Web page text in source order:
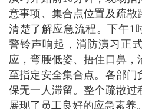
意事项、集合点位置及疏散
清楚了解应急流程。下午1
警铃声响起，消防演习正
应，弯腰低姿、捂住口鼻
至指定安全集合点。各部门
保无一人滞留。整个疏散过
展现了员工良好的应急素养。